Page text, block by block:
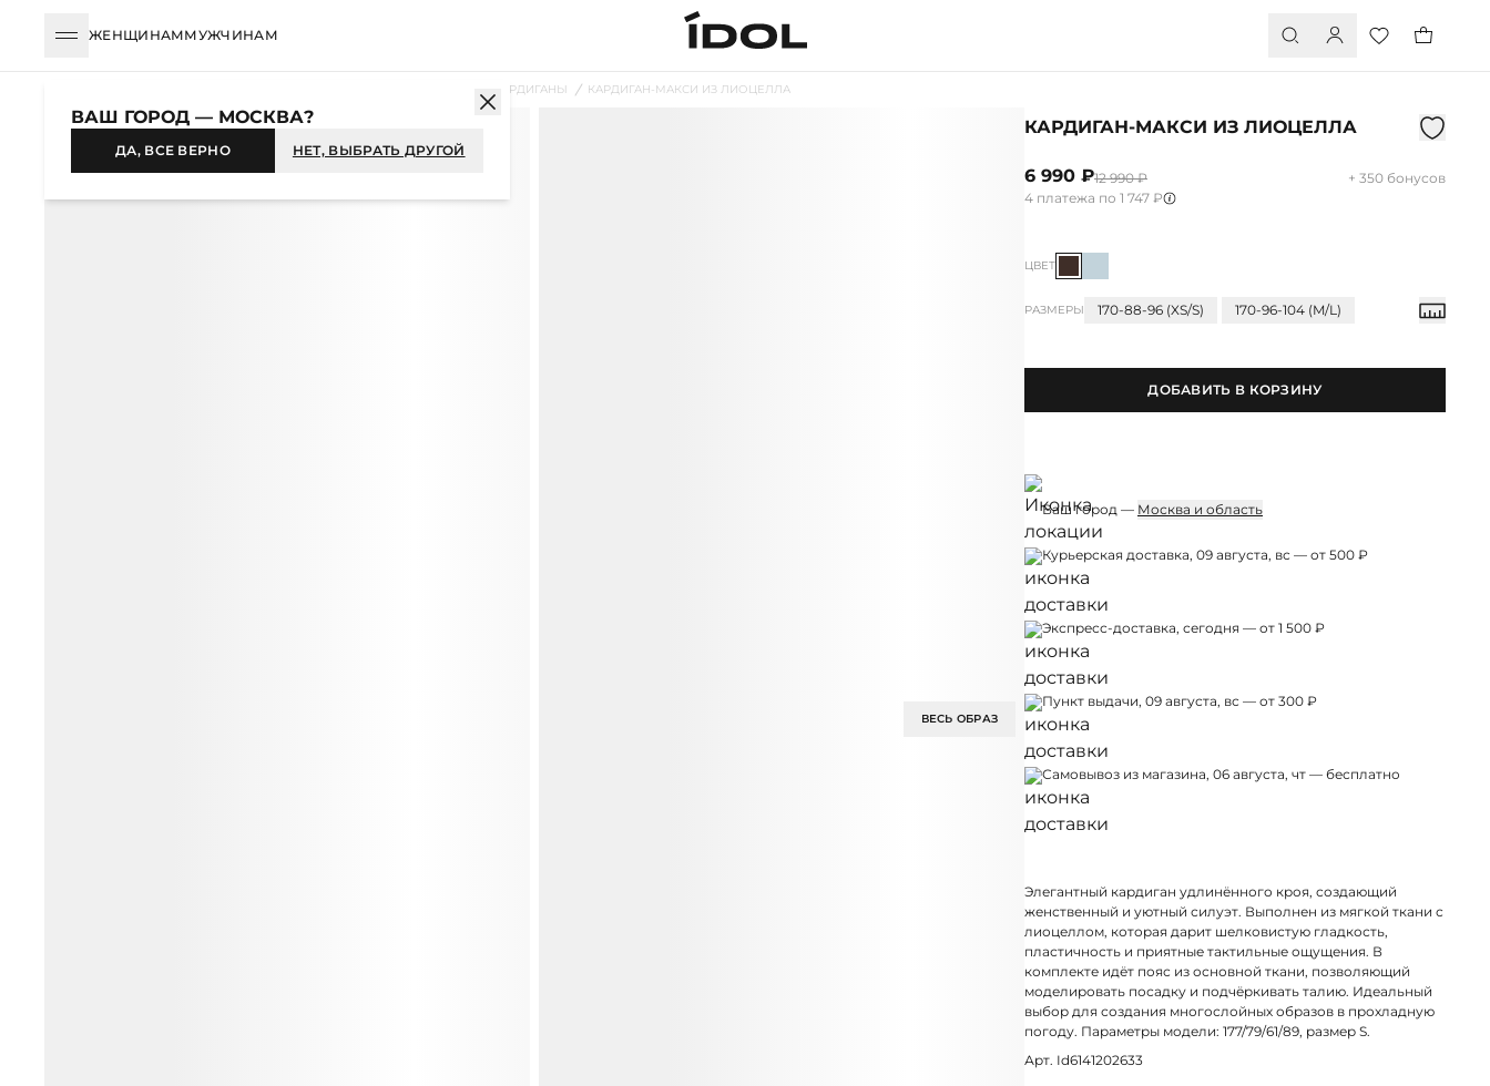
ЖЕНЩИНАММУЖЧИНАМ
КАРДИГАНЫ КАРДИГАН-МАКСИ ИЗ ЛИОЦЕЛЛА
ВЕСЬ ОБРАЗ
КАРДИГАН-МАКСИ ИЗ ЛИОЦЕЛЛА
6 990 ₽12 990 ₽
+ 350 бонусов
4 платежа по 1 747 ₽
ЦВЕТ
РАЗМЕРЫ 170-88-96 (XS/S) 170-96-104 (M/L)
ДОБАВИТЬ В КОРЗИНУ
Ваш город — Москва и область
Курьерская доставка, 09 августа, вс — от 500 ₽
Экспресс-доставка, сегодня — от 1 500 ₽
Пункт выдачи, 09 августа, вс — от 300 ₽
Самовывоз из магазина, 06 августа, чт — бесплатно
Элегантный кардиган удлинённого кроя, создающий
женственный и уютный силуэт. Выполнен из мягкой ткани с
лиоцеллом, которая дарит шелковистую гладкость,
пластичность и приятные тактильные ощущения. В
комплекте идёт пояс из основной ткани, позволяющий
моделировать посадку и подчёркивать талию. Идеальный
выбор для создания многослойных образов в прохладную
погоду. Параметры модели: 177/79/61/89, размер S.
Арт. Id6141202633
ВАШ ГОРОД — МОСКВА?
ДА, ВСЕ ВЕРНО НЕТ, ВЫБРАТЬ ДРУГОЙ